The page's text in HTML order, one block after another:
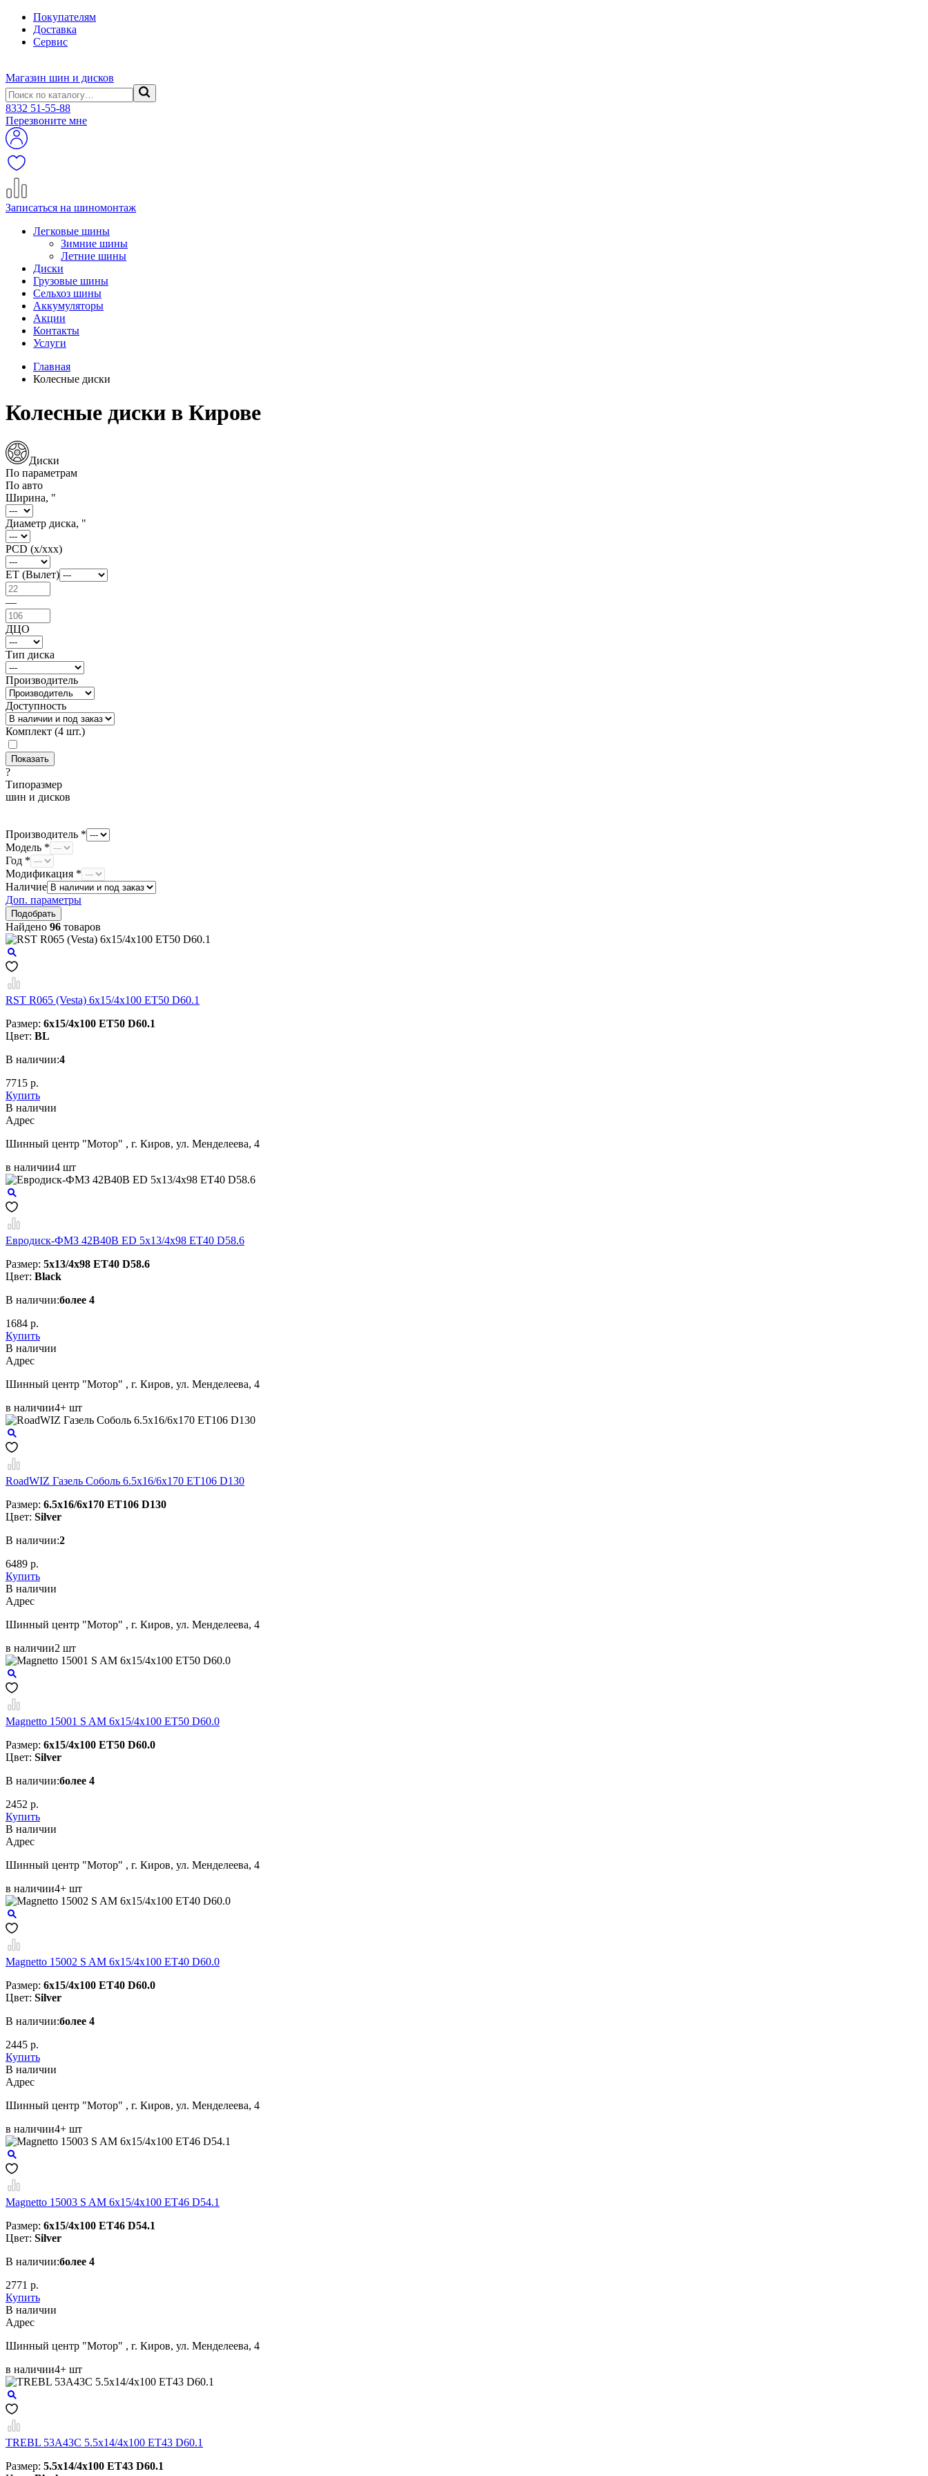
Покупателям
Доставка
Сервис
Магазин шин и дисков
8332 51-55-88
Перезвоните мне
Записаться на шиномонтаж
Легковые шины
Зимние шины
Летние шины
Диски
Грузовые шины
Сельхоз шины
Аккумуляторы
Акции
Контакты
Услуги
Главная
Колесные диски
Колесные диски в Кирове
Диски
По параметрам
По авто
Ширина, "
Диаметр диска, "
PCD (x/xxx)
ET (Вылет)
—
ДЦО
Тип диска
Производитель
Доступность
Комплект (4 шт.)
?
Типоразмер
шин и дисков
Производитель *
Модель *
Год *
Модификация *
Наличие
Доп. параметры
Найдено 96 товаров
RST R065 (Vesta) 6x15/4x100 ET50 D60.1
Размер: 6x15/4x100 ET50 D60.1
Цвет: BL
В наличии:4
7715 р.
Купить
В наличии
Aдрес
Шинный центр "Мотор" , г. Киров, ул. Менделеева, 4
в наличии4 шт
Евродиск-ФМЗ 42B40B ED 5x13/4x98 ЕТ40 D58.6
Размер: 5x13/4x98 ЕТ40 D58.6
Цвет: Black
В наличии:более 4
1684 р.
Купить
В наличии
Aдрес
Шинный центр "Мотор" , г. Киров, ул. Менделеева, 4
в наличии4+ шт
RoadWIZ Газель Соболь 6.5x16/6x170 ET106 D130
Размер: 6.5x16/6x170 ET106 D130
Цвет: Silver
В наличии:2
6489 р.
Купить
В наличии
Aдрес
Шинный центр "Мотор" , г. Киров, ул. Менделеева, 4
в наличии2 шт
Magnetto 15001 S AM 6x15/4x100 ET50 D60.0
Размер: 6x15/4x100 ET50 D60.0
Цвет: Silver
В наличии:более 4
2452 р.
Купить
В наличии
Aдрес
Шинный центр "Мотор" , г. Киров, ул. Менделеева, 4
в наличии4+ шт
Magnetto 15002 S AM 6x15/4x100 ET40 D60.0
Размер: 6x15/4x100 ET40 D60.0
Цвет: Silver
В наличии:более 4
2445 р.
Купить
В наличии
Aдрес
Шинный центр "Мотор" , г. Киров, ул. Менделеева, 4
в наличии4+ шт
Magnetto 15003 S AM 6x15/4x100 ET46 D54.1
Размер: 6x15/4x100 ET46 D54.1
Цвет: Silver
В наличии:более 4
2771 р.
Купить
В наличии
Aдрес
Шинный центр "Мотор" , г. Киров, ул. Менделеева, 4
в наличии4+ шт
TREBL 53A43C 5.5x14/4x100 ET43 D60.1
Размер: 5.5x14/4x100 ET43 D60.1